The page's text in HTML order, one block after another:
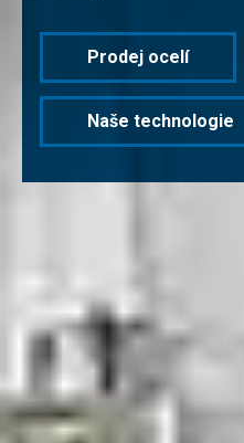
Prodej ocelí
Naše technologie